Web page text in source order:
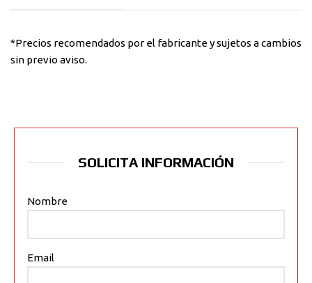
*Precios recomendados por el fabricante y sujetos a cambios
sin previo aviso.
SOLICITA INFORMACIÓN
Nombre
Email